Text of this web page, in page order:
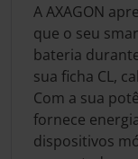
A AXAGON
que o seu
bateria
sua ficha CL,
Com a sua
fornece
dispositivos